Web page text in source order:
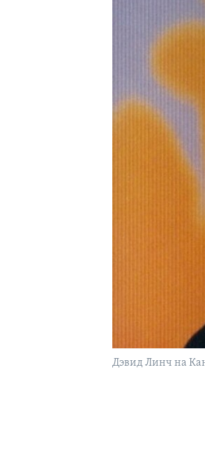
Дэвид Линч на